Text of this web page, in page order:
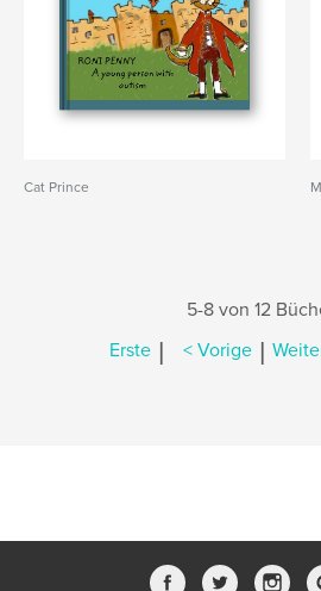
Cat Prince
5-8 von 12
Erste | < Vorige |